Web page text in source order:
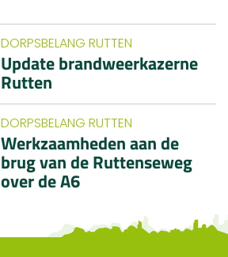
DORPSBELANG RUTTEN
Update brandweerkazerne
Rutten
DORPSBELANG RUTTEN
Werkzaamheden aan de
brug van de Ruttenseweg
over de A6